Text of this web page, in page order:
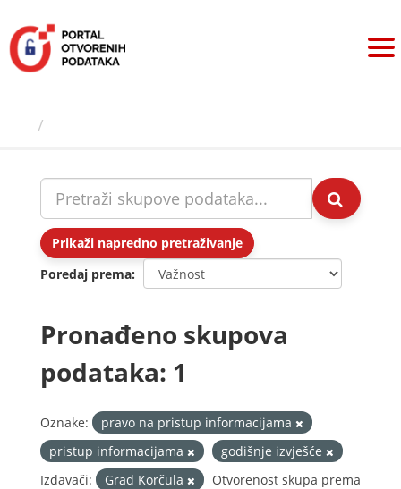
sadržaj
Prikaži napredno pretraživanje
Poredaj prema
Pronađeno skupova
podataka: 1
Oznake:
pravo na pristup informacijama
pristup informacijama
godišnje izvješće
Izdavači:
Grad Korčula
Otvorenost skupa prema